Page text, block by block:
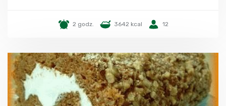
2 godz. 3642 kcal 12